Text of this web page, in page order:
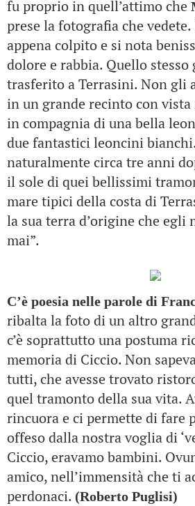
fu proprio in quell’attimo che
prese la fotografia che
appena colpito e si nota
dolore e rabbia. Quello
trasferito a Terrasini. Non gli
in un grande recinto con vista
in compagnia di una bella
due fantastici leoncini
naturalmente circa tre anni
il sole di quei bellissimi
mare tipici della costa di
la sua terra d’origine che egli
mai”.
C’è poesia nelle parole di
ribalta la foto di un altro
c’è soprattutto una postuma
memoria di Ciccio. Non
tutti, che avesse trovato
quel tramonto della sua vita.
rincuora e ci permette di fare
offeso dalla nostra voglia di
Ciccio, eravamo bambini.
amico, nell’immensità che ti
perdonaci. (Roberto Puglisi)